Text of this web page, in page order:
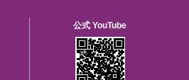
公式 YouTube